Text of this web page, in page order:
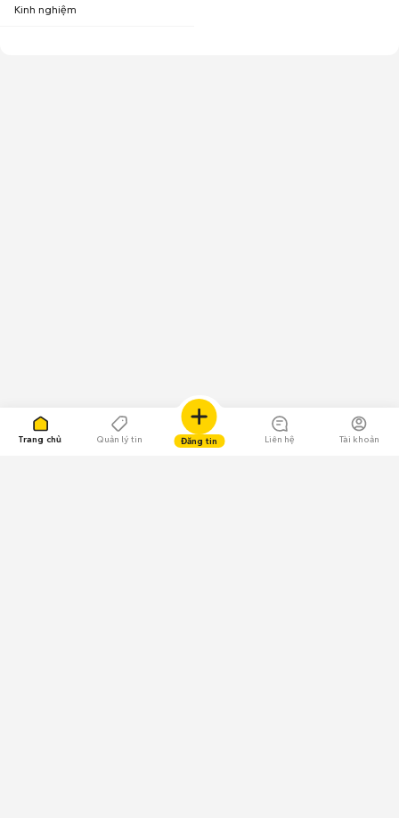
Trang chủ Quản lý tin Đăng tin Liên hệ Tài khoản
Kinh nghiệm